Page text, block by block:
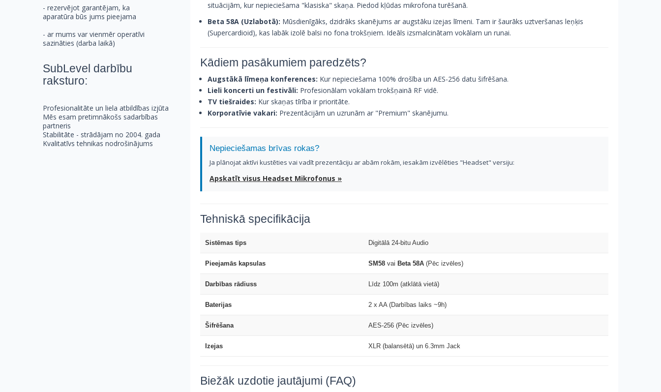
- rezervējot garantējam, ka
aparatūra būs jums pieejama
- ar mums var vienmēr operatīvi
sazināties (darba laikā)
SubLevel darbību
raksturo:
Profesionalitāte un liela atbildības izjūta
Mēs esam pretimnākošs sadarbības
partneris
Stabilitāte - strādājam no 2004. gada
Kvalitatīvs tehnikas nodrošinājums
situācijām, kur nepieciešama "klasiska" skaņa. Piedod kļūdas mikrofona turēšanā.
Beta 58A (Uzlabotā): Mūsdienīgāks, dzidrāks skanējums ar augstāku izejas līmeni. Tam ir šaurāks uztveršanas leņķis
(Supercardioid), kas labāk izolē balsi no fona trokšņiem. Ideāls izsmalcinātam vokālam un runai.
Kādiem pasākumiem paredzēts?
Augstākā līmeņa konferences: Kur nepieciešama 100% drošība un AES-256 datu šifrēšana.
Lieli koncerti un festivāli: Profesionālam vokālam trokšņainā RF vidē.
TV tiešraides: Kur skaņas tīrība ir prioritāte.
Korporatīvie vakari: Prezentācijām un uzrunām ar "Premium" skanējumu.
Nepieciešamas brīvas rokas?
Ja plānojat aktīvi kustēties vai vadīt prezentāciju ar abām rokām, iesakām izvēlēties "Headset" versiju:
Apskatīt visus Headset Mikrofonus »
Tehniskā specifikācija
Sistēmas tips Digitālā 24-bitu Audio
Pieejamās kapsulas SM58 vai Beta 58A (Pēc izvēles)
Darbības rādiuss Līdz 100m (atklātā vietā)
Baterijas 2 x AA (Darbības laiks ~9h)
Šifrēšana AES-256 (Pēc izvēles)
Izejas XLR (balansētā) un 6.3mm Jack
Biežāk uzdotie jautājumi (FAQ)